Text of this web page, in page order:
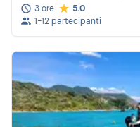
3 ore
5.0
1-12 partecipanti